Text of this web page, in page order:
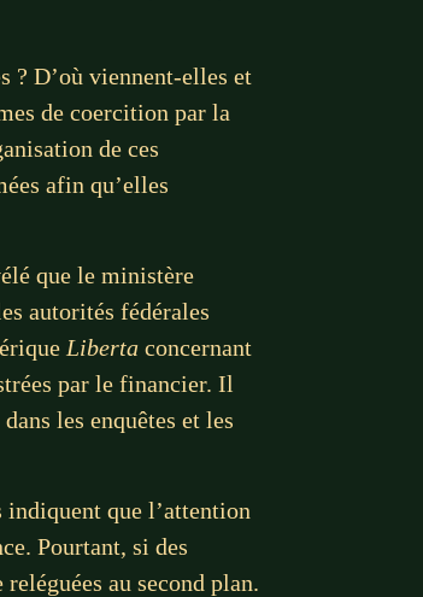
? D’où viennent-elles et
de coercition par la
de ces
afin qu’elles
que le ministère
autorités fédérales
Liberta concernant
par le financier. Il
les enquêtes et les
que l’attention
Pourtant, si des
au second plan.